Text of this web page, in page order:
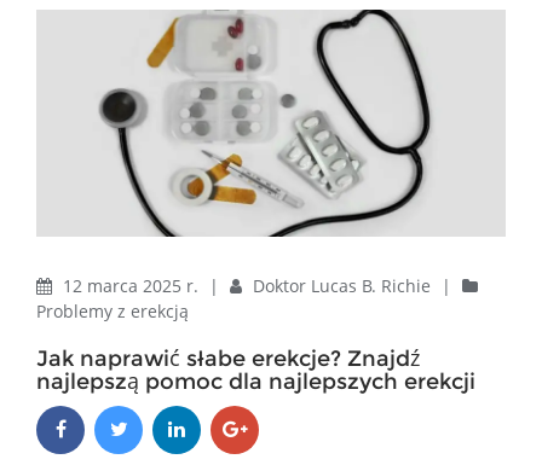
12 marca 2025 r. | Doktor Lucas B. Richie
|
Problemy z erekcją
Jak naprawić słabe erekcje? Znajdź
najlepszą pomoc dla najlepszych erekcji